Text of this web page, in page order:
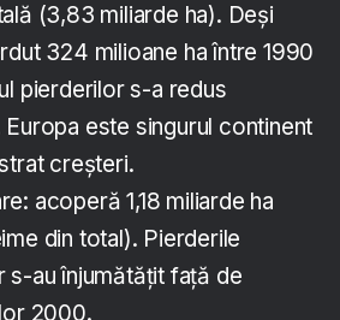
(3,83 miliarde ha). Deși
324 milioane ha între 1990
pierderilor s-a redus
este singurul continent
creșteri.
acoperă 1,18 miliarde ha
din total). Pierderile
s-au înjumătățit față de
2000.